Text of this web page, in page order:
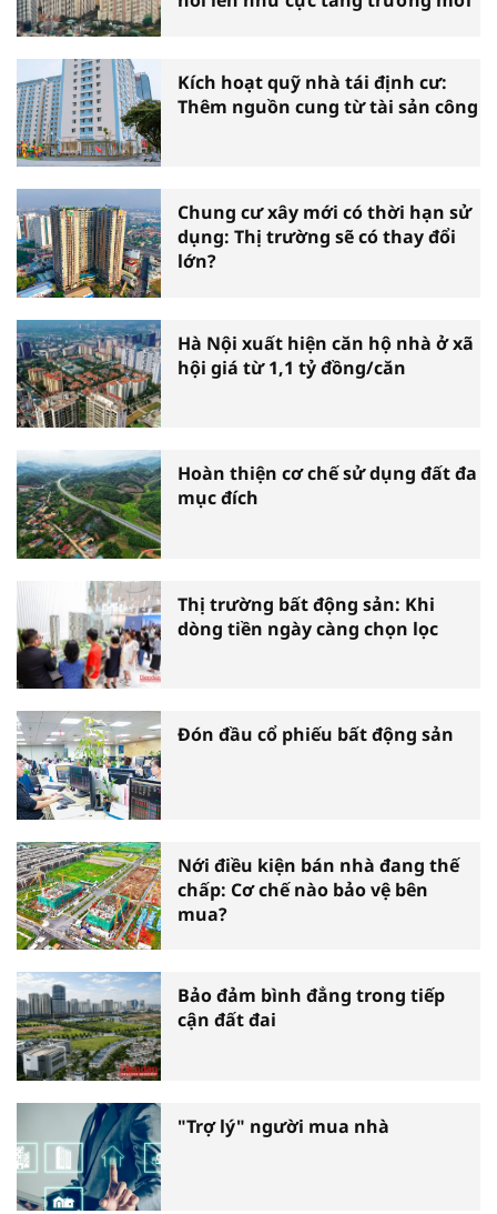
Kích hoạt quỹ nhà tái định cư:
Thêm nguồn cung từ tài sản công
Chung cư xây mới có thời hạn sử
dụng: Thị trường sẽ có thay đổi
lớn?
Hà Nội xuất hiện căn hộ nhà ở xã
hội giá từ 1,1 tỷ đồng/căn
Hoàn thiện cơ chế sử dụng đất đa
mục đích
Thị trường bất động sản: Khi
dòng tiền ngày càng chọn lọc
Đón đầu cổ phiếu bất động sản
Nới điều kiện bán nhà đang thế
chấp: Cơ chế nào bảo vệ bên
mua?
Bảo đảm bình đẳng trong tiếp
cận đất đai
"Trợ lý" người mua nhà